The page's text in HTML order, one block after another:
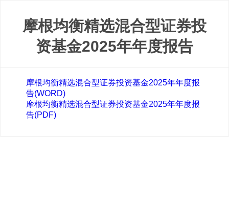
摩根均衡精选混合型证券投
资基金2025年年度报告
摩根均衡精选混合型证券投资基金2025年年度报
告(WORD)
摩根均衡精选混合型证券投资基金2025年年度报
告(PDF)